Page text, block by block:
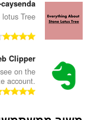
Tree
Clipper
on the
account.